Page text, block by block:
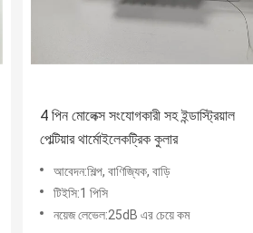
4 পিন মোলেক্স সংযোগকারী সহ ইন্ডাস্ট্রিয়াল
পেল্টিয়ার থার্মোইলেকট্রিক কুলার
আবেদন:শিল্প, বাণিজ্যিক, বাড়ি
টিইসি:1 পিসি
নয়েজ লেভেল:25dB এর চেয়ে কম